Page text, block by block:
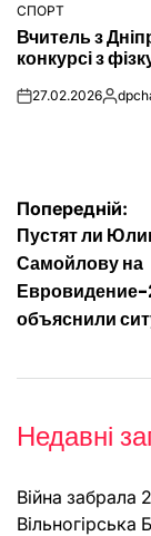
ОПУБЛІКУВАТИ
У
СПОРТ
Вчитель з
конкурсі з
on27.02.2026
Попередній:
Пустят ли
Самойлову на
объяснили
Недавні
Війна забрала
Вільногірська